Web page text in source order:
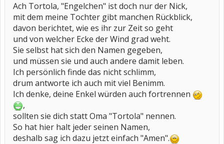
Ach Tortola, "Engelchen" ist doch nur der Nick,
mit dem meine Tochter gibt manchen Rückblick,
davon berichtet, wie es ihr zur Zeit so geht
und von welcher Ecke der Wind grad weht.
Sie selbst hat sich den Namen gegeben,
und müssen sie und auch andere damit leben.
Ich persönlich finde das nicht schlimm,
drum antworte ich auch mit viel Benimm.
Ich denke, deine Enkel würden auch fortrennen
,
sollten sie dich statt Oma "Tortola" nennen.
So hat hier halt jeder seinen Namen,
deshalb sag ich dazu jetzt einfach "Amen".